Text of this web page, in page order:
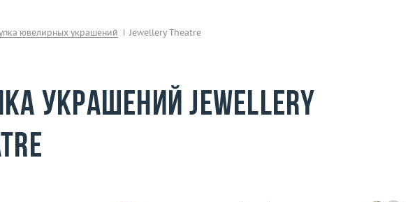
ювелирных украшений Jewellery Theatre
украшений Jewellery